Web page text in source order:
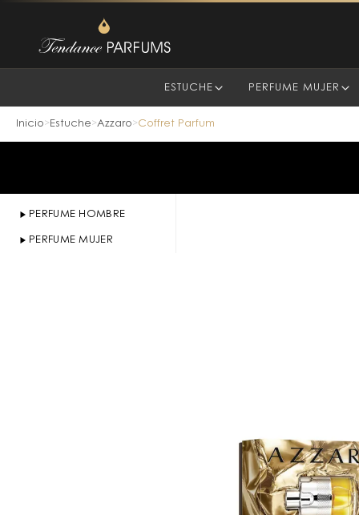
ESTUCHE PERFUME MUJER
Inicio> Estuche>Azzaro>Coffret Parfum
PERFUME HOMBRE
PERFUME MUJER